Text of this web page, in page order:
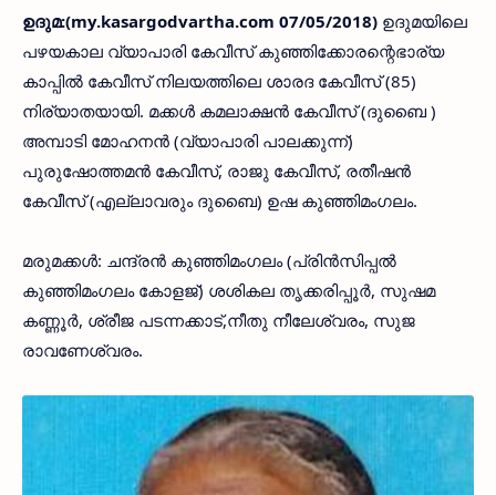
ഉദുമ:(my.kasargodvartha.com 07/05/2018) ഉദുമയിലെ
പഴയകാല വ്യാപാരി കേവീസ് കുഞ്ഞിക്കോരന്റെഭാര്യ
കാപ്പില്‍ കേവീസ് നിലയത്തിലെ ശാരദ കേവീസ് (85)
നിര്യാതയായി. മക്കള്‍ കമലാക്ഷന്‍ കേവീസ് (ദുബൈ )
അമ്പാടി മോഹനന്‍ (വ്യാപാരി പാലക്കുന്ന്)
പുരുഷോത്തമന്‍ കേവീസ്, രാജു കേവീസ്, രതീഷന്‍
കേവീസ് (എല്ലാവരും ദുബൈ) ഉഷ കുഞ്ഞിമംഗലം.
മരുമക്കള്‍: ചന്ദ്രന്‍ കുഞ്ഞിമംഗലം (പ്രിന്‍സിപ്പല്‍
കുഞ്ഞിമംഗലം കോളജ്) ശശികല തൃക്കരിപ്പൂര്‍, സുഷമ
കണ്ണൂര്‍, ശ്രീജ പടന്നക്കാട്,നീതു നീലേശ്വരം, സുജ
രാവണേശ്വരം.